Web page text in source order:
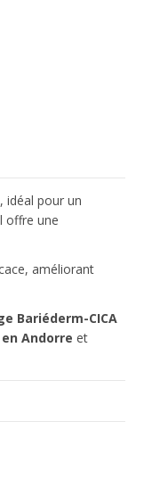
, idéal pour un
offre une
améliorant
Bariéderm-CICA
en Andorre et